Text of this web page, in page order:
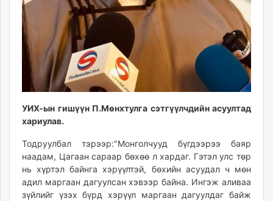
unuudur.mn
isee.mn
mglradio.com
fact.mn
itoim.mn
tumen.mn
times.mn
mass.mn
unegui.mn
assa.mn
toim.mn
УИХ-ын гишүүн П.Мөнхтулга сэтгүүлчдийн асуултад
хариулав.
Тодруулбал тэрээр:"Монголчууд бүгдээрээ баяр
наадам, Цагаан сараар бөхөө л хардаг. Гэтэл улс төр
нь хүртэл байнга хэрүүлтэй, бөхийн асуудал ч мөн
адил маргаан дагуулсан хэвээр байна. Ингэж аливаа
зүйлийг үзэх бүрд хэрүүл маргаан дагуулдаг байж